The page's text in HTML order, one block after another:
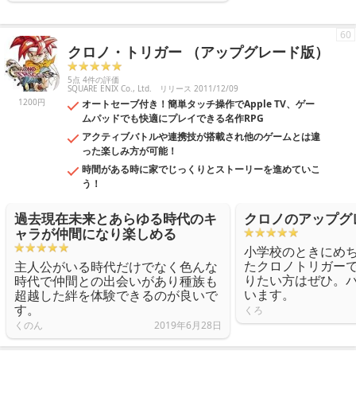
1200円
クロノ・トリガー （アップグレード版）
5点 4件の評価
SQUARE ENIX Co., Ltd. リリース 2011/12/09
オートセーブ付き！簡単タッチ操作でApple TV、ゲー
ムパッドでも快適にプレイできる名作RPG
アクティブバトルや連携技が搭載され他のゲームとは違
った楽しみ方が可能！
時間がある時に家でじっくりとストーリーを進めていこ
う！
60
過去現在未来とあらゆる時代のキ
ャラが仲間になり楽しめる
主人公がいる時代だけでなく色んな
時代で仲間との出会いがあり種族も
超越した絆を体験できるのが良いで
す。
くのん 2019年6月28日
クロノのアップ
小学校のときにめ
たクロノトリガー
りたい方はぜひ。
います。
くろ